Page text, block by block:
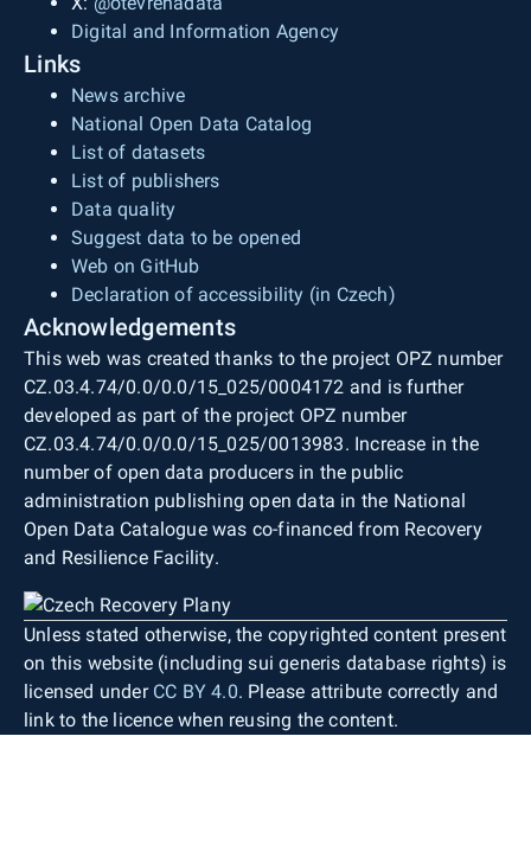
Digital and Information Agency
Links
News archive
National Open Data Catalog
List of datasets
List of publishers
Data quality
Suggest data to be opened
Web on GitHub
Declaration of accessibility (in Czech)
Acknowledgements
This web was created thanks to the project OPZ number
CZ.03.4.74/0.0/0.0/15_025/0004172 and is further
developed as part of the project OPZ number
CZ.03.4.74/0.0/0.0/15_025/0013983. Increase in the
number of open data producers in the public
administration publishing open data in the National
Open Data Catalogue was co-financed from Recovery
and Resilience Facility.
Unless stated otherwise, the copyrighted content present
on this website (including sui generis database rights) is
licensed under CC BY 4.0. Please attribute correctly and
link to the licence when reusing the content.